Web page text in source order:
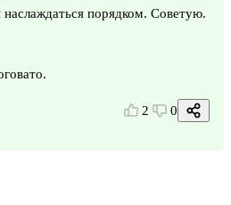
наслаждаться порядком. Советую.
2 0